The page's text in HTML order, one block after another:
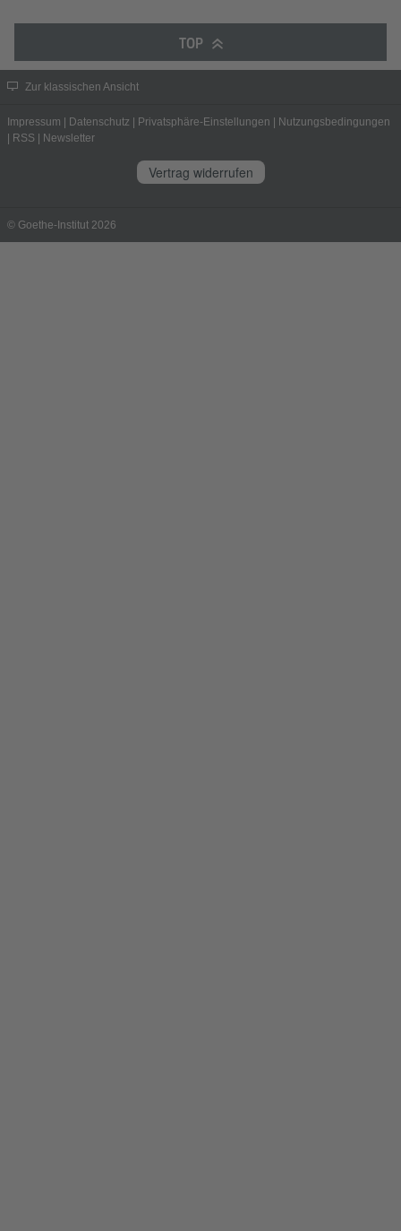
TOP
Zur klassischen Ansicht
Impressum Datenschutz Privatsphäre-Einstellungen
Nutzungsbedingungen
RSS Newsletter
Vertrag widerrufen
© Goethe-Institut 2026